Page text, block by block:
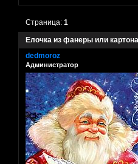
Елочка из фанеры или
Страница:1
dedmoroz
Администратор